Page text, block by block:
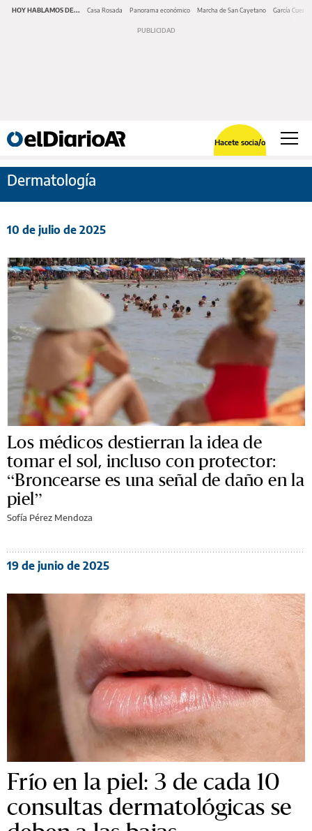
HOY HABLAMOS DE... Casa Rosada Panorama económico Marcha de San Cayetano García Cuerva
Hacete socia/o
Dermatología
10 de julio de 2025
Los médicos destierran la idea de
tomar el sol, incluso con protector:
“Broncearse es una señal de daño en la
piel”
Sofía Pérez Mendoza
19 de junio de 2025
Frío en la piel: 3 de cada 10
consultas dermatológicas se